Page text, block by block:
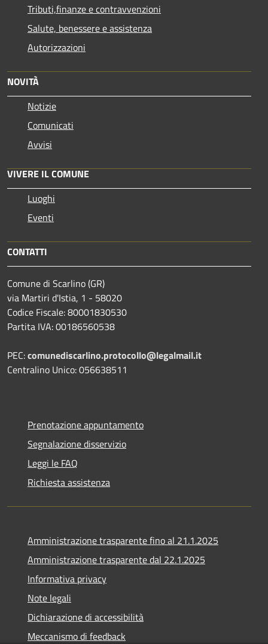
Tributi,finanze e contravvenzioni
Salute, benessere e assistenza
Autorizzazioni
NOVITÀ
Notizie
Comunicati
Avvisi
VIVERE IL COMUNE
Luoghi
Eventi
CONTATTI
Comune di Scarlino (GR)
via Martiri d'Istia, 1 - 58020
Codice Fiscale: 80001830530
Partita IVA: 00186560538
PEC:comunediscarlino.protocollo@legalmail.it
Centralino Unico: 056638511
Prenotazione appuntamento
Segnalazione disservizio
Leggi le FAQ
Richiesta assistenza
Amministrazione trasparente fino al 21.1.2025
Amministrazione trasparente dal 22.1.2025
Informativa privacy
Note legali
Dichiarazione di accessibilità
Meccanismo di feedback